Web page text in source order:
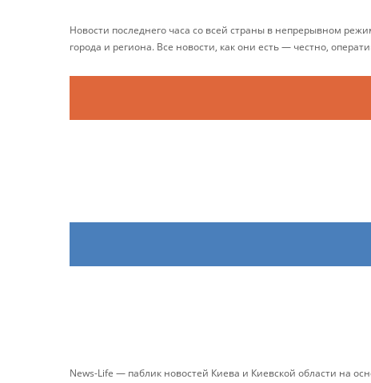
Новости последнего часа со всей страны в непрерывном
города и региона. Все новости, как они есть — честно,
News-Life — паблик новостей Киева и Киевской области на